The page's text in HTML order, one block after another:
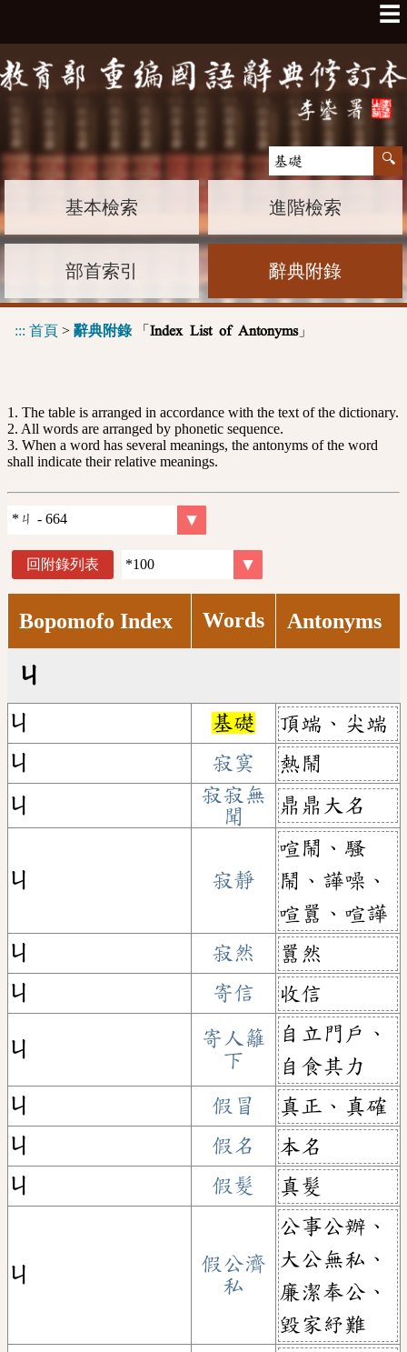
☰
基本檢索 進階檢索
部首索引 辭典附錄
::: 首頁 > 辭典附錄「 Index List of Antonyms」
1. The table is arranged in accordance with the text of the dictionary.
2. All words are arranged by phonetic sequence.
3. When a word has several meanings, the antonyms of the word
shall indicate their relative meanings.
回附錄列表
Bopomofo Index Words Antonyms
ㄐ
ㄐ 基礎
頂端、尖端
ㄐ
寂寞
熱鬧
ㄐ
寂寂無
聞
鼎鼎大名
ㄐ 寂靜
喧鬧、騷
鬧、譁噪、
喧囂、喧譁
ㄐ
寂然
囂然
ㄐ
寄信 收信
ㄐ
寄人籬
下
自立門戶、
自食其力
ㄐ
假冒
真正、真確
ㄐ
假名
本名
ㄐ
假髮 真髮
ㄐ
假公濟
私
公事公辦、
大公無私、
廉潔奉公、
毀家紓難